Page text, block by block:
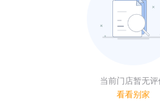
当前门店暂无评
看看别家